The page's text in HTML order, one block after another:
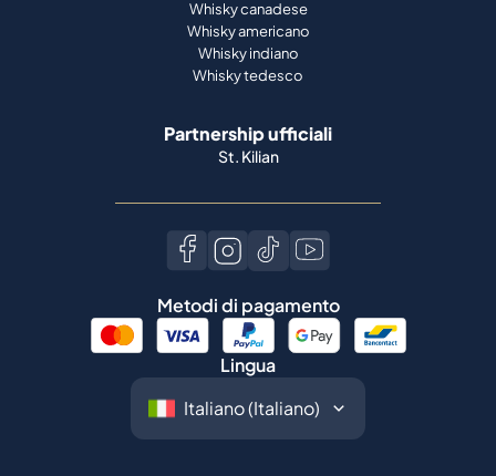
Whisky canadese
Whisky americano
Whisky indiano
Whisky tedesco
Partnership ufficiali
St. Kilian
Metodi di pagamento
Lingua